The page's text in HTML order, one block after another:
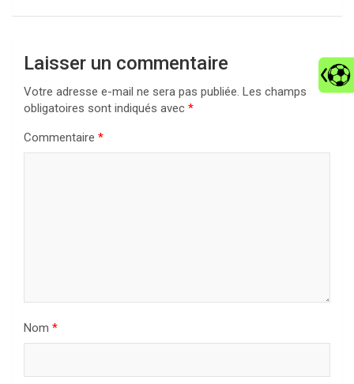
Laisser un commentaire
Votre adresse e-mail ne sera pas publiée. Les champs
obligatoires sont indiqués avec *
Commentaire *
Nom *